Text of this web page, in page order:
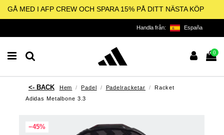
GÅ MED I AFP CREW OCH SPARA 15% PÅ DITT NÄSTA KÖP
Handla från: España
0
Hem Padel Padelracketar
Racket
Adidas Metalbone 3.3
−45%